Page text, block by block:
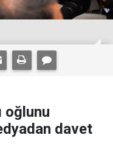
oğlunu
davet